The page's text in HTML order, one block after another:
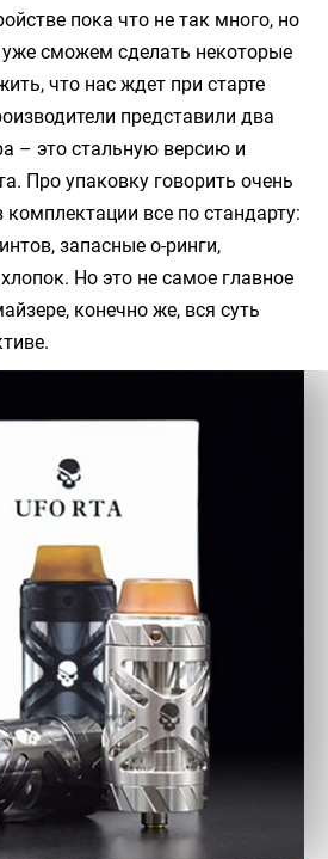
пока что не так много, но
сможем сделать некоторые
что нас ждет при старте
представили два
– это стальную версию и
Про упаковку говорить очень
комплектации все по стандарту:
запасные о-ринги,
Но это не самое главное
конечно же, вся суть